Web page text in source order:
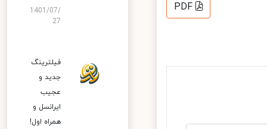
PDF
1401/07/
27
فیلترینگ
جدید و
عجیب
ایرانسل و
همراه اول!